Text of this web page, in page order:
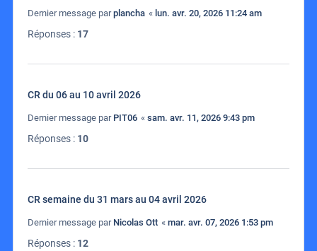
Dernier message parplancha « lun. avr. 20, 2026 11:24 am
Réponses : 17
CR du 06 au 10 avril 2026
Dernier message par PIT06 « sam. avr. 11, 2026 9:43 pm
Réponses : 10
CR semaine du 31 mars au 04 avril 2026
Dernier message par Nicolas Ott « mar. avr. 07, 2026 1:53 pm
Réponses : 12